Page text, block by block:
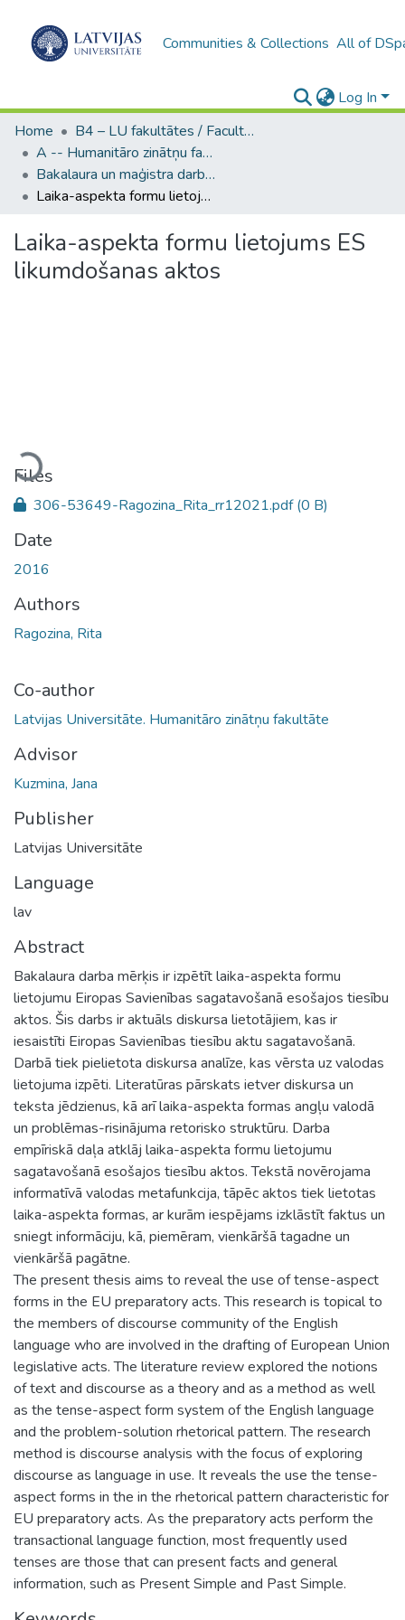
Communities & Collections All of
Log In
Home
B4 – LU fakultātes / Faculties of the UL
A -- Humanitāro zinātņu fakultāte / Faculty of Humanities
Bakalaura un maģistra darbi (HZF) / Bachelor's and Master's theses
Laika-aspekta formu lietojums ES likumdošanas aktos
Laika-aspekta formu lietojums ES
likumdošanas aktos
Loading...
Files
306-53649-Ragozina_Rita_rr12021.pdf(0 B)
Date
2016
Authors
Ragozina, Rita
Co-author
Latvijas Universitāte. Humanitāro zinātņu fakultāte
Advisor
Kuzmina, Jana
Publisher
Latvijas Universitāte
Language
lav
Abstract
Bakalaura darba mērķis ir izpētīt laika-aspekta formu
lietojumu Eiropas Savienības sagatavošanā esošajos tiesību
aktos. Šis darbs ir aktuāls diskursa lietotājiem, kas ir
iesaistīti Eiropas Savienības tiesību aktu sagatavošanā.
Darbā tiek pielietota diskursa analīze, kas vērsta uz valodas
lietojuma izpēti. Literatūras pārskats ietver diskursa un
teksta jēdzienus, kā arī laika-aspekta formas angļu valodā
un problēmas-risinājuma retorisko struktūru. Darba
empīriskā daļa atklāj laika-aspekta formu lietojumu
sagatavošanā esošajos tiesību aktos. Tekstā novērojama
informatīvā valodas metafunkcija, tāpēc aktos tiek lietotas
laika-aspekta formas, ar kurām iespējams izklāstīt faktus un
sniegt informāciju, kā, piemēram, vienkāršā tagadne un
vienkāršā pagātne.
The present thesis aims to reveal the use of tense-aspect
forms in the EU preparatory acts. This research is topical to
the members of discourse community of the English
language who are involved in the drafting of European Union
legislative acts. The literature review explored the notions
of text and discourse as a theory and as a method as well
as the tense-aspect form system of the English language
and the problem-solution rhetorical pattern. The research
method is discourse analysis with the focus of exploring
discourse as language in use. It reveals the use the tense-
aspect forms in the in the rhetorical pattern characteristic for
EU preparatory acts. As the preparatory acts perform the
transactional language function, most frequently used
tenses are those that can present facts and general
information, such as Present Simple and Past Simple.